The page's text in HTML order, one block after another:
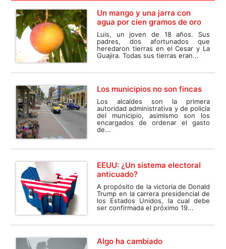
Un mango y una jarra con
agua por cien gramos de oro
Luis, un joven de 18 años. Sus
padres, dos afortunados que
heredaron tierras en el Cesar y La
Guajira. Todas sus tierras eran...
Los municipios no son fincas
Los alcaldes son la primera
autoridad administrativa y de policía
del municipio, asimismo son los
encargados de ordenar el gasto
de...
EEUU: ¿Un sistema electoral
anticuado?
A propósito de la victoria de Donald
Trump en la carrera presidencial de
los Estados Unidos, la cual debe
ser confirmada el próximo 19...
Algo ha cambiado